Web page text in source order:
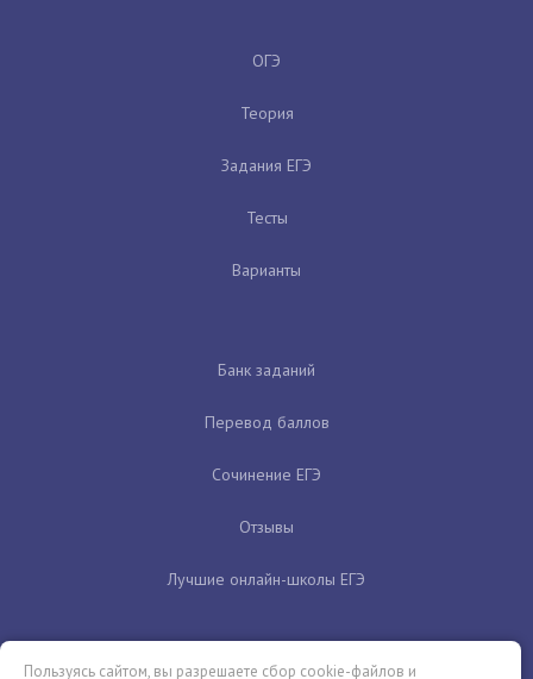
ОГЭ
Теория
Задания ЕГЭ
Тесты
Варианты
Банк заданий
Перевод баллов
Сочинение ЕГЭ
Отзывы
Лучшие онлайн-школы ЕГЭ
Пользуясь сайтом, вы разрешаете сбор cookie-файлов и